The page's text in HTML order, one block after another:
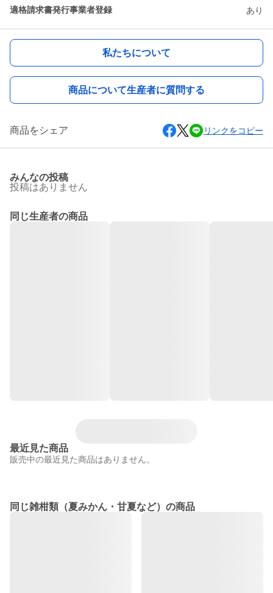
適格請求書発行事業者登録 あり
私たちについて
商品について生産者に質問する
商品をシェア リンクをコピー
みんなの投稿
投稿はありません
同じ生産者の商品
最近見た商品
販売中の最近見た商品はありません。
同じ雑柑類（夏みかん・甘夏など）の商品